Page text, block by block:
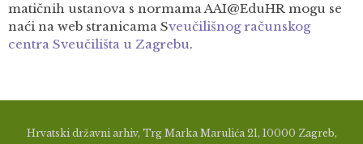
matičnih ustanova s normama AAI@EduHR mogu se
naći na web stranicama Sveučilišnog računskog
centra Sveučilišta u Zagrebu.
Hrvatski državni arhiv, Trg Marka Marulića 21, 10000 Zagreb,